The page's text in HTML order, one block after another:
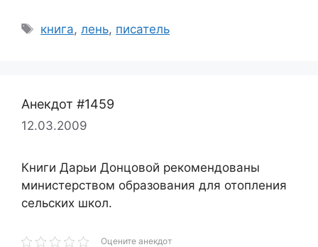
Метки
книга,лень, писатель
Анекдот #1459
12.03.2009
Книги Дарьи Донцовой рекомендованы
министерством образования для отопления
сельских школ.
Оцените анекдот